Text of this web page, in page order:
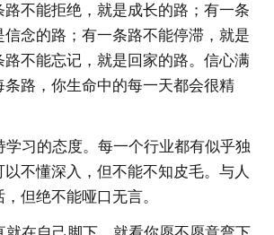
路不能拒绝，就是成长的路；有一条
信念的路；有一条路不能停滞，就是
路不能忘记，就是回家的路。信心满
条路，你生命中的每一天都会很精
学习的态度。每一个行业都有似乎独
不懂深入，但不能不知皮毛。与人
但绝不能哑口无言。